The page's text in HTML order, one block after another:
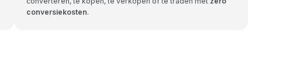
conversiekosten.